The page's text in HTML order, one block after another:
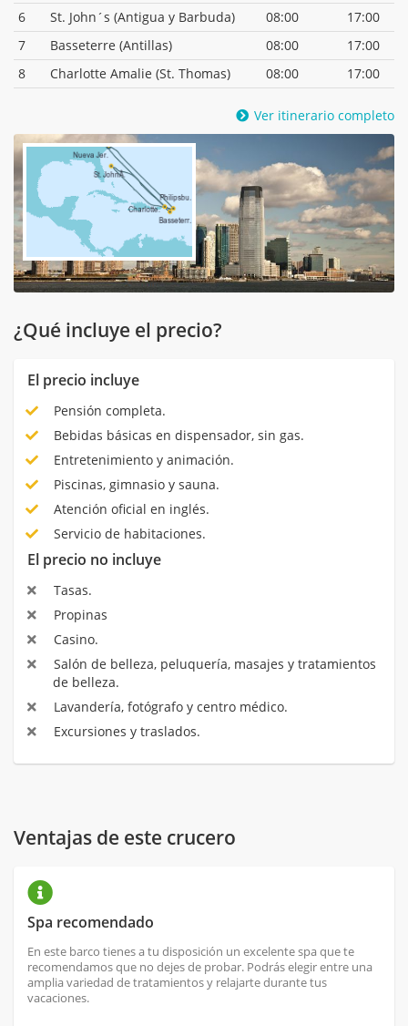
6
St. John´s (Antigua y Barbuda) 08:00
17:00
7
Basseterre (Antillas) 08:00
17:00
8
Charlotte Amalie (St. Thomas) 08:00 17:00
Ver itinerario completo
¿Qué incluye el precio?
El precio incluye
Pensión completa.
Bebidas básicas en dispensador, sin gas.
Entretenimiento y animación.
Piscinas, gimnasio y sauna.
Atención oficial en inglés.
Servicio de habitaciones.
El precio no incluye
Tasas.
Propinas
Casino.
Salón de belleza, peluquería, masajes y tratamientos
de belleza.
Lavandería, fotógrafo y centro médico.
Excursiones y traslados.
Ventajas de este crucero
Spa recomendado
En este barco tienes a tu disposición un excelente spa que te
recomendamos que no dejes de probar. Podrás elegir entre una
amplia variedad de tratamientos y relajarte durante tus
vacaciones.